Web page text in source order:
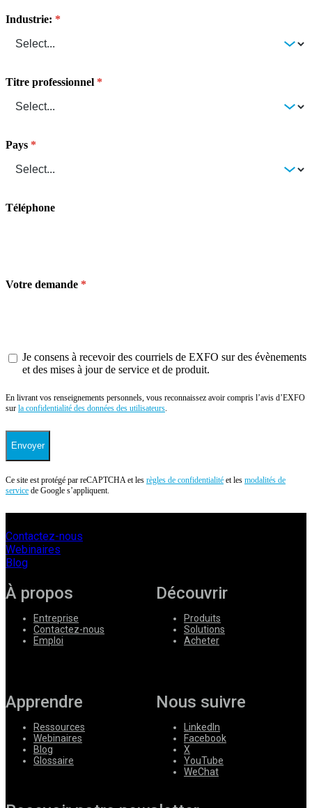
Industrie:
Titre professionnel
Pays
Téléphone
Votre demande
Je consens à recevoir des courriels de EXFO sur des évènements
et des mises à jour de service et de produit.
En livrant vos renseignements personnels, vous reconnaissez avoir compris l’avis d’EXFO
sur la confidentialité des données des utilisateurs.
Envoyer
Ce site est protégé par reCAPTCHA et les règles de confidentialité et les modalités de
service de Google s’appliquent.
Contactez-nous
Webinaires
Blog
À propos
Entreprise
Contactez-nous
Emploi
Découvrir
Produits
Solutions
Acheter
Apprendre
Ressources
Webinaires
Blog
Glossaire
Nous suivre
LinkedIn
Facebook
X
YouTube
WeChat